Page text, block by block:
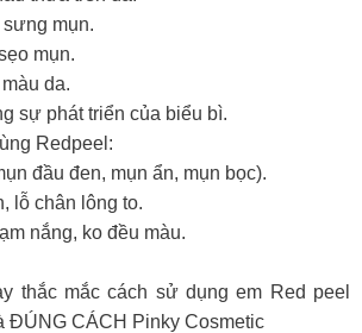
mụn.
mụn.
da.
sự phát triển của biểu bì.
Redpeel:
đầu đen, mụn ẩn, mụn bọc).
lỗ chân lông to.
nắng, ko đều màu.
thắc mắc cách sử dụng em Red peel
ĐÚNG CÁCH Pinky Cosmetic